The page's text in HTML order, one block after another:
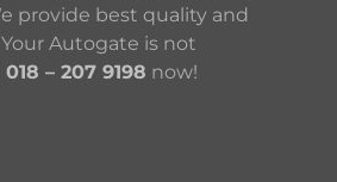
provide best quality and
Autogate is not
018 – 207 9198 now!